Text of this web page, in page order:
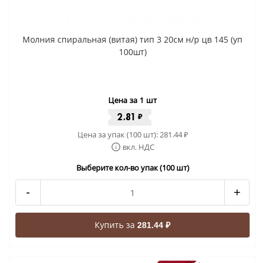
Молния спиральная (витая) тип 3 20см н/р цв 145 (уп
100шт)
Цена за 1 шт
2.81 ₽
Цена за упак (100 шт):281.44₽
вкл. НДС
Выберите кол-во упак (100 шт)
- +
Купить за 281.44 ₽